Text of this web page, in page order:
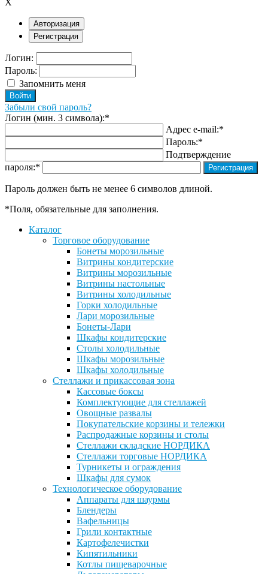
X
Авторизация
Регистрация
Логин:
Пароль:
Запомнить меня
Забыли свой пароль?
Логин (мин. 3 символа):*
Адрес e-mail:*
Пароль:*
Подтверждение
пароля:*
Пароль должен быть не менее 6 символов длиной.
*Поля, обязательные для заполнения.
Каталог
Торговое оборудование
Бонеты морозильные
Витрины кондитерские
Витрины морозильные
Витрины настольные
Витрины холодильные
Горки холодильные
Лари морозильные
Бонеты-Лари
Шкафы кондитерские
Столы холодильные
Шкафы морозильные
Шкафы холодильные
Стеллажи и прикассовая зона
Кассовые боксы
Комплектующие для стеллажей
Овощные развалы
Покупательские корзины и тележки
Распродажные корзины и столы
Стеллажи складские НОРДИКА
Стеллажи торговые НОРДИКА
Турникеты и ограждения
Шкафы для сумок
Технологическое оборудование
Аппараты для шаурмы
Блендеры
Вафельницы
Грили контактные
Картофелечистки
Кипятильники
Котлы пищеварочные